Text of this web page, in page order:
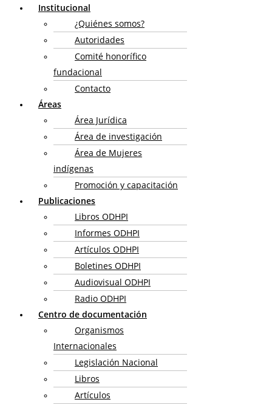
Institucional
¿Quiénes somos?
Autoridades
Comité honorífico
fundacional
Contacto
Áreas
Área Jurídica
Área de investigación
Área de Mujeres
indígenas
Promoción y capacitación
Publicaciones
Libros ODHPI
Informes ODHPI
Artículos ODHPI
Boletines ODHPI
Audiovisual ODHPI
Radio ODHPI
Centro de documentación
Organismos
Internacionales
Legislación Nacional
Libros
Artículos